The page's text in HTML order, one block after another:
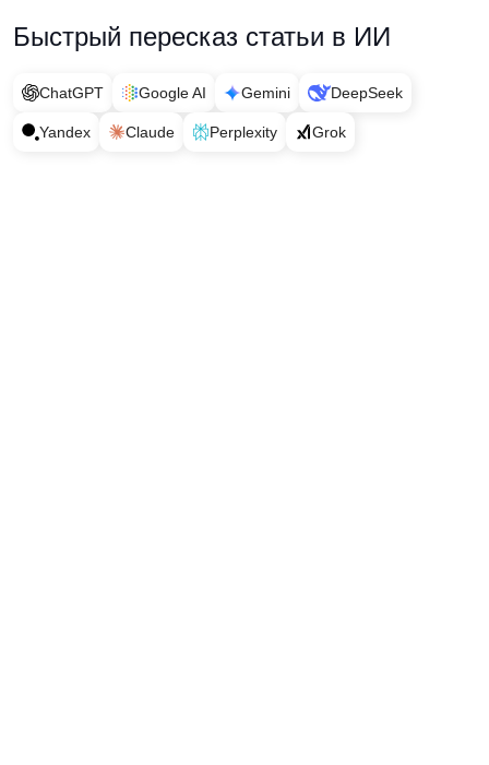
Быстрый пересказ статьи в ИИ
ChatGPT Google AI Gemini DeepSeek
Yandex Claude Perplexity Grok